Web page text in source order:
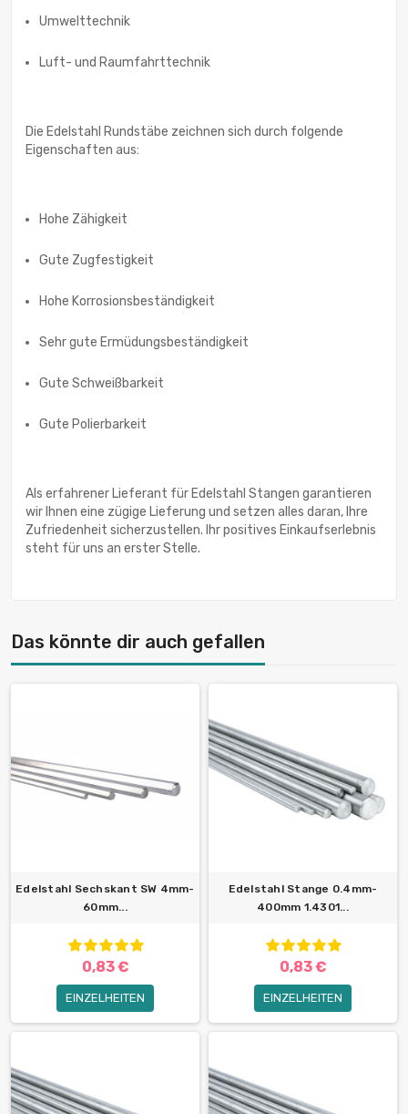
Umwelttechnik
Luft- und Raumfahrttechnik
Die Edelstahl Rundstäbe zeichnen sich durch folgende
Eigenschaften aus:
Hohe Zähigkeit
Gute Zugfestigkeit
Hohe Korrosionsbeständigkeit
Sehr gute Ermüdungsbeständigkeit
Gute Schweißbarkeit
Gute Polierbarkeit
Als erfahrener Lieferant für Edelstahl Stangen garantieren
wir Ihnen eine zügige Lieferung und setzen alles daran, Ihre
Zufriedenheit sicherzustellen. Ihr positives Einkaufserlebnis
steht für uns an erster Stelle.
Das könnte dir auch gefallen
Edelstahl Sechskant SW 4mm-
60mm...
0,83 €
EINZELHEITEN
Edelstahl Stange 0.4mm-
400mm 1.4301...
0,83 €
EINZELHEITEN